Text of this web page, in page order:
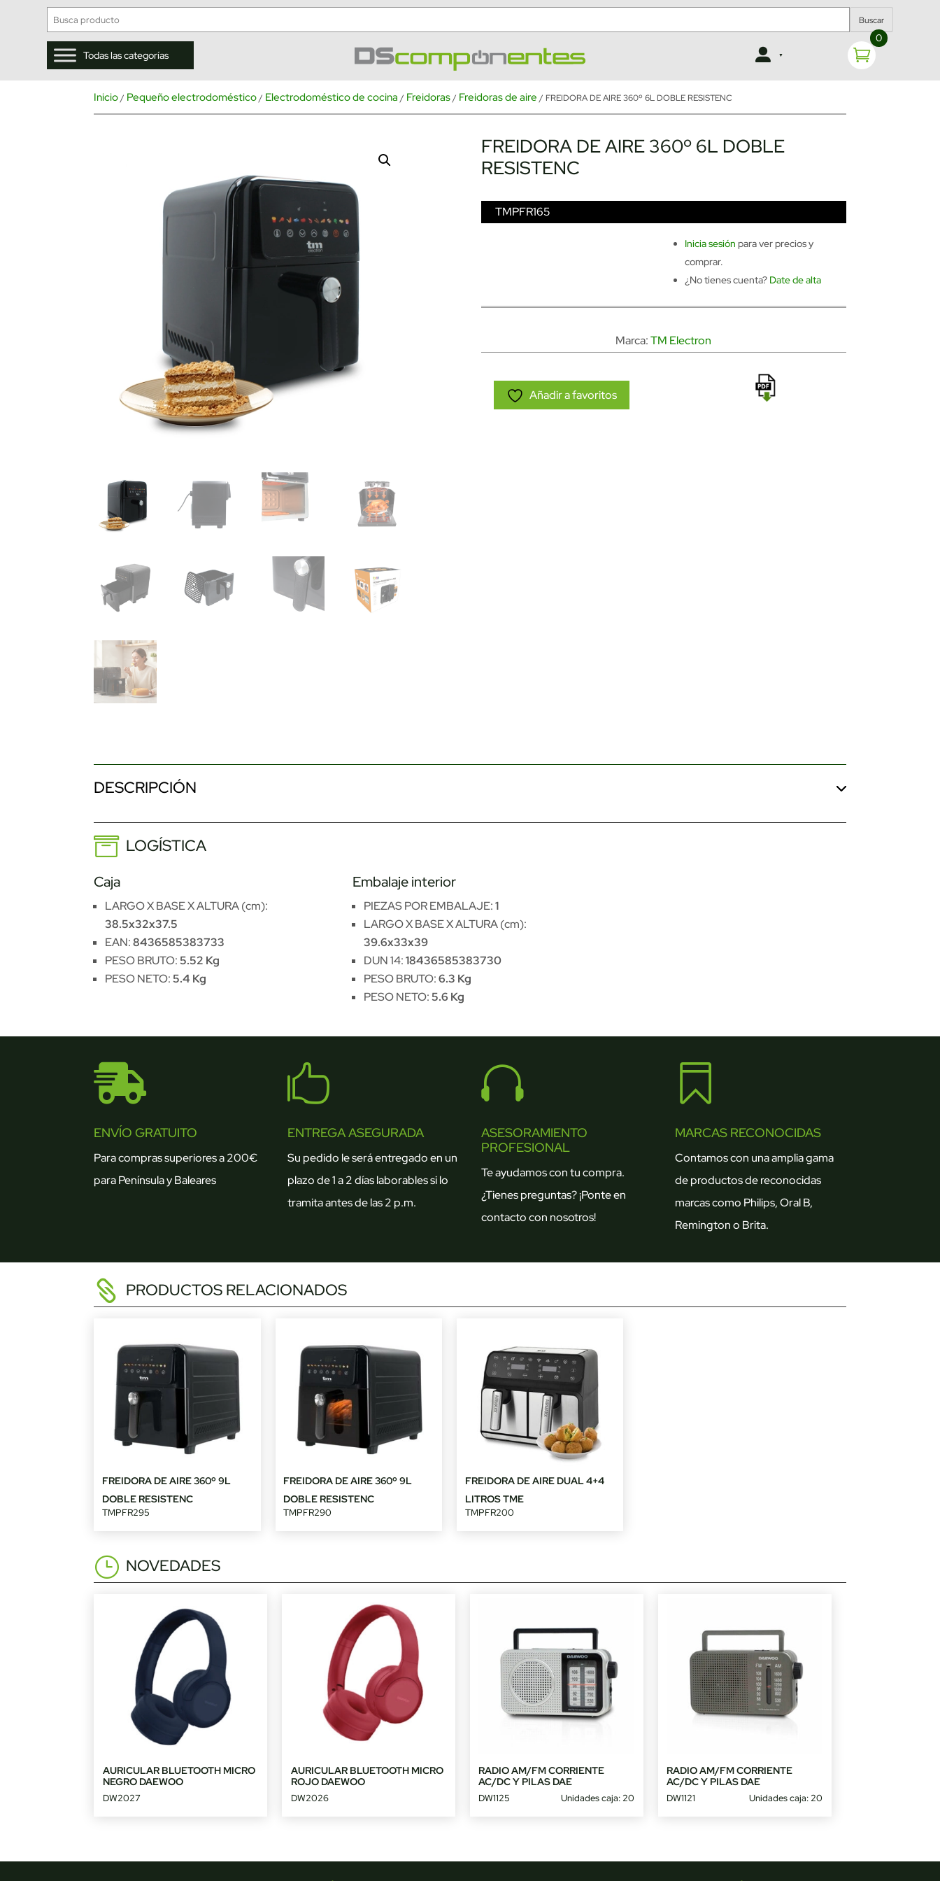
Buscar
Todas las categorías
0
Inicio/ Pequeño electrodoméstico/ Electrodoméstico de cocina / Freidoras/ Freidoras de aire / FREIDORA DE AIRE 360º 6L DOBLE RESISTENC
FREIDORA DE AIRE 360º 6L DOBLE
RESISTENC
TMPFR165
Inicia sesión para ver precios y
comprar.
¿No tienes cuenta? Date de alta
Marca:TM Electron
Añadir a favoritos
DESCRIPCIÓN
LOGÍSTICA
Caja
LARGO X BASE X ALTURA (cm):
38.5x32x37.5
EAN:8436585383733
PESO BRUTO:5.52 Kg
PESO NETO:5.4 Kg
Embalaje interior
PIEZAS POR EMBALAJE:1
LARGO X BASE X ALTURA (cm):
39.6x33x39
DUN 14:18436585383730
PESO BRUTO:6.3 Kg
PESO NETO:5.6 Kg

ENVÍO GRATUITO
Para compras superiores a 200€
para Península y Baleares

ENTREGA ASEGURADA
Su pedido le será entregado en un
plazo de 1 a 2 días laborables si lo
tramita antes de las 2 p.m.

ASESORAMIENTO
PROFESIONAL
Te ayudamos con tu compra.
¿Tienes preguntas? ¡Ponte en
contacto con nosotros!

MARCAS RECONOCIDAS
Contamos con una amplia gama
de productos de reconocidas
marcas como Philips, Oral B,
Remington o Brita.
PRODUCTOS RELACIONADOS
FREIDORA DE AIRE 360º 9L
DOBLE RESISTENC
TMPFR295
FREIDORA DE AIRE 360º 9L
DOBLE RESISTENC
TMPFR290
FREIDORA DE AIRE DUAL 4+4
LITROS TME
TMPFR200
NOVEDADES
AURICULAR BLUETOOTH MICRO
NEGRO DAEWOO
DW2027
AURICULAR BLUETOOTH MICRO
ROJO DAEWOO
DW2026
RADIO AM/FM CORRIENTE
AC/DC Y PILAS DAE
DW1125 Unidades caja: 20
RADIO AM/FM CORRIENTE
AC/DC Y PILAS DAE
DW1121 Unidades caja: 20